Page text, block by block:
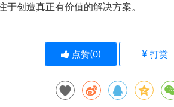
于创造真正有价值的解决方案。
点赞(0) 打赏